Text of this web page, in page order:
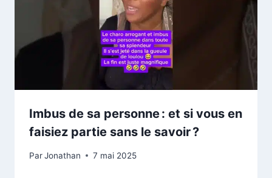
Imbus de sa personne : et si vous en
faisiez partie sans le savoir ?
ParJonathan 7 mai 2025